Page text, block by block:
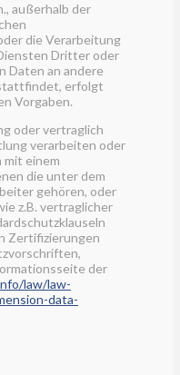
außerhalb der
die Verarbeitung
Dritter oder
Daten an andere
erfolgt
Vorgaben.
oder vertraglich
verarbeiten oder
mit einem
die unter dem
gehören, oder
z.B. vertraglicher
Zertifizierungen
der
law/law-
data-